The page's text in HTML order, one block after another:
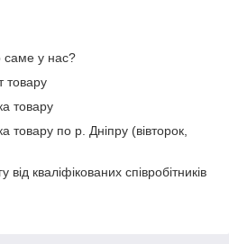
саме у нас?
товару
товару
товару по р. Дніпру (вівторок,
кваліфікованих співробітників